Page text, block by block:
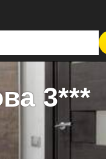
3***